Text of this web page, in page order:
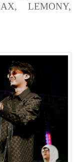
LEMONY,